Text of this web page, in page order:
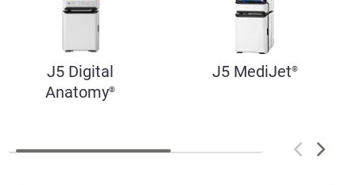
J5 Digital
Anatomy®
J5 MediJet®